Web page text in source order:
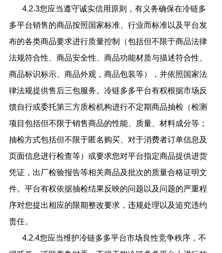
4.2.3您应当遵守诚实信用原则，有义务确保在冷链多
多平台销售的商品按照国家标准、行业而标准以及平台发
布的各类商品要求进行质量控制（包括但不限于商品法律
法规符合性、商品安全性、商品功能材质与描述符合性、
商品标识标示、商品外观，商品包装等），并依照国家法
律法规提供售后三包服务。冷链多多平台有权根据市场反
馈自行或委托第三方质检机构进行不定期商品抽检（检测
项目包括但不限于销售商品的性能、质量、材料成分等；
抽检方式包括但不限于匿名购买、对于消费者订单信息及
页面信息进行检查等）或要求您对平台指定商品提供进货
凭证，出厂检验报告等相关商品及批次的质量合格证明文
件。平台有权依据抽检结果反映的问题以及问题的严重程
序对您提出相应的限期整改要求，违规处理以及追究违约
责任。
4.2.4您应当维护冷链多多平台市场良性竞争秩序，不